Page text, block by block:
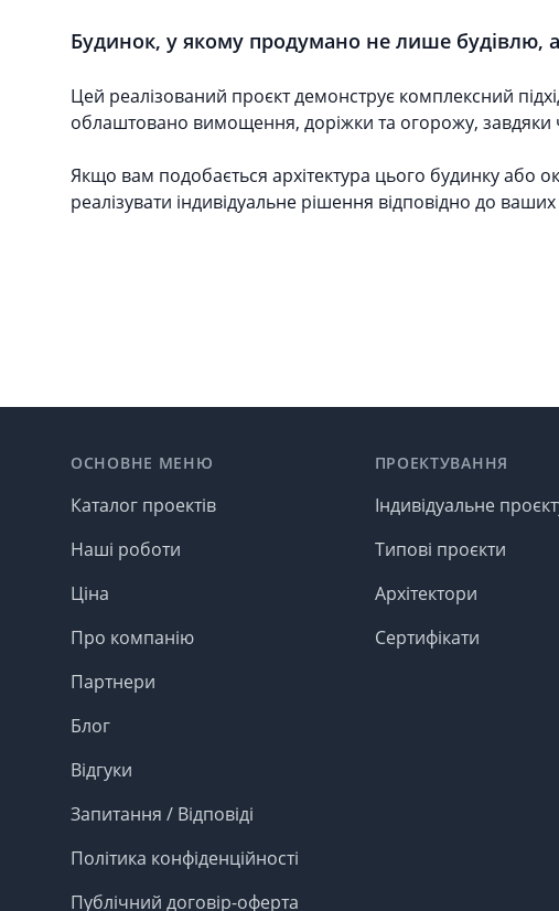
Будинок, у якому продумано не лише будівлю,
Цей реалізований проєкт демонструє комплексний
облаштовано вимощення, доріжки та огорожу,
Якщо вам подобається архітектура цього будинку або
реалізувати індивідуальне рішення відповідно до
ОСНОВНЕ МЕНЮ
Каталог проектів
Наші роботи
Ціна
Про компанію
Партнери
Блог
Відгуки
Запитання / Відповіді
Політика конфіденційності
Публічний договір-оферта
ПРОЕКТУВАННЯ
Індивідуальне
Типові проєкти
Архітектори
Сертифікати